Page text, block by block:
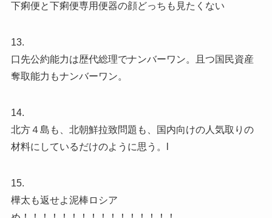
下痢便と下痢便専用便器の顔どっちも見たくない
13.
口先公約能力は歴代総理でナンバーワン。且つ国民資産
奪取能力もナンバーワン。
14.
北方４島も、北朝鮮拉致問題も、国内向けの人気取りの
材料にしているだけのように思う。l
15.
樺太も返せよ泥棒ロシア